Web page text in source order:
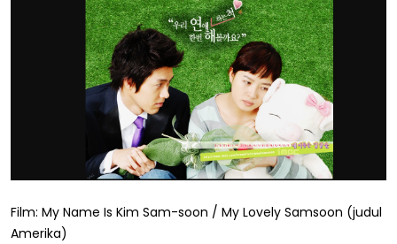
Film: My Name Is Kim Sam-soon / My Lovely Samsoon (judul
Amerika)